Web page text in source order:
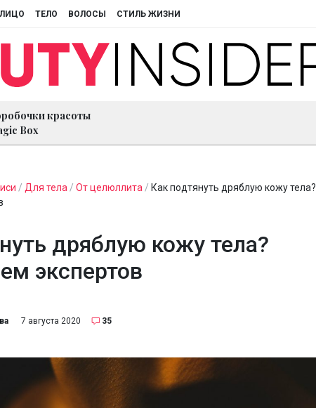
ЛИЦО ТЕЛО ВОЛОСЫ СТИЛЬ ЖИЗНИ
красоты
Box
/ Для тела / От целюллита / Как подтянуть дряблую кожу тела?
дряблую кожу тела?
экспертов
7 августа 2020 35